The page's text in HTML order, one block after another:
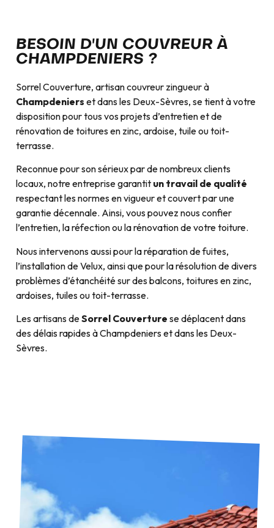
BESOIN D'UN COUVREUR À
CHAMPDENIERS ?
Sorrel Couverture, artisan couvreur zingueur à
Champdeniers et dans les Deux-Sèvres, se tient à votre
disposition pour tous vos projets d’entretien et de
rénovation de toitures en zinc, ardoise, tuile ou toit-
terrasse.
Reconnue pour son sérieux par de nombreux clients
locaux, notre entreprise garantit un travail de qualité
respectant les normes en vigueur et couvert par une
garantie décennale. Ainsi, vous pouvez nous confier
l’entretien, la réfection ou la rénovation de votre toiture.
Nous intervenons aussi pour la réparation de fuites,
l’installation de Velux, ainsi que pour la résolution de divers
problèmes d’étanchéité sur des balcons, toitures en zinc,
ardoises, tuiles ou toit-terrasse.
Les artisans deSorrel Couverture se déplacent dans
des délais rapides à Champdeniers et dans les Deux-
Sèvres.